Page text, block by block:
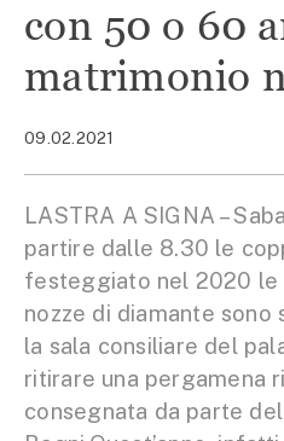
con 50 o 60
matrimonio
09.02.2021
LASTRA A SIGNA –
partire dalle 8.30 le
festeggiato nel 2020 le
nozze di diamante
la sala consiliare del
ritirare una pergamena
consegnata da parte